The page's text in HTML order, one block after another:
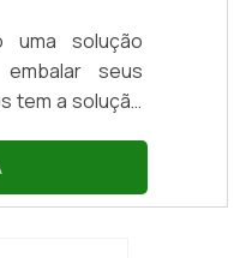
uma solução
seus
tem a solução
ela, você
a praticidade